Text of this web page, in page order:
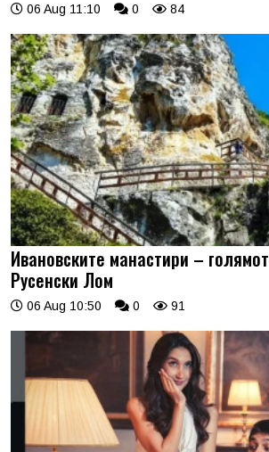
06 Aug 11:10 0 84
Ивановските манастири –
Русенски Лом
06 Aug 10:50 0 91